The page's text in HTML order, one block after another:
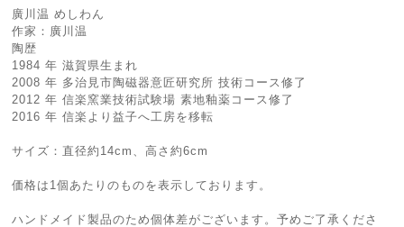
廣川温 めしわん
作家：廣川温
陶歴
1984 年 滋賀県生まれ
2008 年 多治見市陶磁器意匠研究所 技術コース修了
2012 年 信楽窯業技術試験場 素地釉薬コース修了
2016 年 信楽より益子へ工房を移転
サイズ：直径約14cm、高さ約6cm
価格は1個あたりのものを表示しております。
ハンドメイド製品のため個体差がございます。予めご了承くださ